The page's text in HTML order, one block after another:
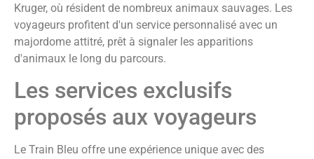
Kruger, où résident de nombreux animaux sauvages. Les
voyageurs profitent d'un service personnalisé avec un
majordome attitré, prêt à signaler les apparitions
d'animaux le long du parcours.
Les services exclusifs
proposés aux voyageurs
Le Train Bleu offre une expérience unique avec des